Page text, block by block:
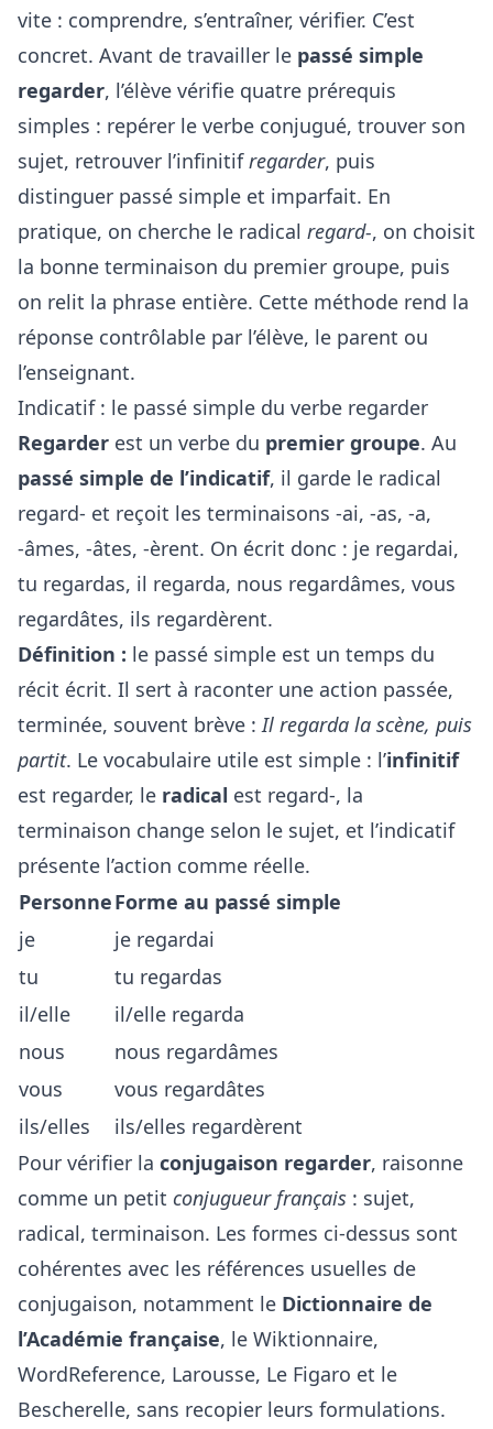
vite : comprendre, s’entraîner, vérifier. C’est
concret. Avant de travailler le passé simple
regarder, l’élève vérifie quatre prérequis
simples : repérer le verbe conjugué, trouver son
sujet, retrouver l’infinitifregarder, puis
distinguer passé simple et imparfait. En
pratique, on cherche le radical regard-, on choisit
la bonne terminaison du premier groupe, puis
on relit la phrase entière. Cette méthode rend la
réponse contrôlable par l’élève, le parent ou
l’enseignant.
Indicatif : le passé simple du verbe regarder
Regarder est un verbe du premier groupe. Au
passé simple de l’indicatif, il garde le radical
regard- et reçoit les terminaisons -ai, -as, -a,
-âmes, -âtes, -èrent. On écrit donc : je regardai,
tu regardas, il regarda, nous regardâmes, vous
regardâtes, ils regardèrent.
Définition : le passé simple est un temps du
récit écrit. Il sert à raconter une action passée,
terminée, souvent brève :Il regarda la scène, puis
partit. Le vocabulaire utile est simple : l’infinitif
est regarder, le radical est regard-, la
terminaison change selon le sujet, et l’indicatif
présente l’action comme réelle.
PersonneForme au passé simple
je
je regardai
tu
tu regardas
il/elle
il/elle regarda
nous
nous regardâmes
vous
vous regardâtes
ils/elles
ils/elles regardèrent
Pour vérifier la conjugaison regarder, raisonne
comme un petit conjugueur français : sujet,
radical, terminaison. Les formes ci-dessus sont
cohérentes avec les références usuelles de
conjugaison, notamment le Dictionnaire de
l’Académie française, le Wiktionnaire,
WordReference, Larousse, Le Figaro et le
Bescherelle, sans recopier leurs formulations.